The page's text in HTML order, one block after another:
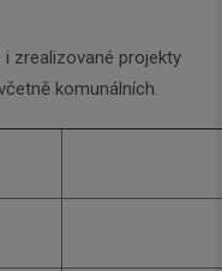
zrealizované projekty
komunálních.